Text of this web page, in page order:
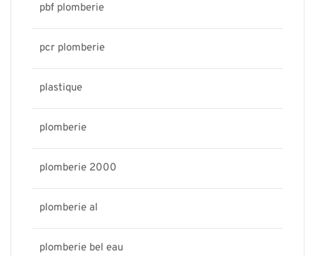
pbf plomberie
pcr plomberie
plastique
plomberie
plomberie 2000
plomberie al
plomberie bel eau